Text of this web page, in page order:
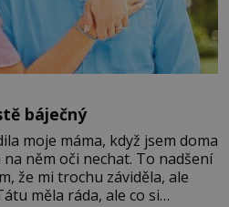
báječný
moje máma, když jsem doma
něm oči nechat. To nadšení
že mi trochu záviděla, ale
měla ráda, ale co si